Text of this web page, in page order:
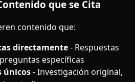
que se Cita
contenido que:
directamente- Respuestas
específicas
únicos- Investigación original,